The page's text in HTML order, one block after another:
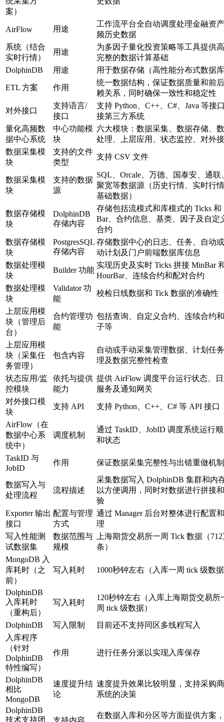
案）
AirFlow 用途
工作流平台全自动调度处理金融资
频历史数据
系统（结合
实时行情）
用途
为多因子量化投资策略等工具提供
完整的数据计算基础
DolphinDB
用途 用于数据存储（高性能分布式数据
ETL 方案 作用
统一数据结构，保证数据质量和前
赖关系，同时确保一致性和稳定性
对外接口
支持语言/
接口
支持 Python、C++、C#、Java 等接
接第三方系统
量化高频数
据中心系统
中心功能模
块
六大模块：数据采集、数据存储、
处理、上层应用、状态监控、对外
数据采集模
块
支持的文件
类型
支持 CSV 文件
数据采集模
块
支持的数据
源
SQL、Orcale、万德、国泰安、通联
聚宽等数据源（历史行情、实时行
基础数据）
数据存储模
块
DolphinDB
存储内容
存储包括流模式和库模式的 Ticks 和
Bar、合约信息、基类、因子及自定
合约
数据存储模
块
PostgresSQL
存储内容
存储数据中心的日志、任务、自动
动计划及门户前端数据库信息
数据处理模
块
Builder 功能
实现历史及实时 Ticks 拼接 MinBar
HourBar、连续合约和配对合约
数据处理模
块
Validator 功
能
校检日线数据和 Tick 数据的准确性
上层应用模
块（管理后
台）
合约管理功
能
包括查询、自定义合约、连续合约
子等
上层应用模
块（采集任
务管理）
包含内容
自动或手动采集管理数据、计划任
理及数据完整性检查
状态应用/监
控模块
依托与提供
能力
提供 AirFlow 调度平台运行状态、
服务及通知网关
对外接口模
块
支持 API 支持 Python、C++、C# 等 API 接口
AirFlow（在
数据中心系
统中）
调度机制
通过 TaskID、JobID 调度系统运行
和状态
TaskID 与
JobID
作用 保证数据采集完整性与出错重做机制
数据写入与
处理流程
流程描述
采集数据写入 DolphinDB 集群和内
以方便调用，同时对数据进行拼接
验
Exporter 输出
接口
配置与管理
方式
通过 Manager 后台对整体进行配置
理
写入性能测
试数据集
数据范围与
规模
上海期货交易所一周 Tick 数据（
条）
MongoDB 入
库耗时（之
前）
写入耗时 1000秒钟左右（入库一周 tick 级数
DolphinDB
入库耗时
（重构后）
写入耗时
120秒钟左右（入库上海期货交易所
周 tick 级数据）
DolphinDB
写入限制
目前还不支持同区多线程写入
入库程序
（针对
DolphinDB
特性编写）
作用 进行任务分派以实现入库保存
DolphinDB
相比
MongoDB
速度提升结
论
速度提升效果比较明显，支持采购
系统的决策
DolphinDB
技术支持团
在数据入库和分区等方面提供方案